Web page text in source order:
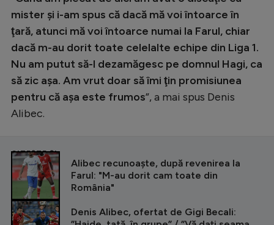
mister şi i-am spus că dacă mă voi întoarce în
ţară, atunci mă voi întoarce numai la Farul, chiar
dacă m-au dorit toate celelalte echipe din Liga 1.
Nu am putut să-l dezamăgesc pe domnul Hagi, ca
să zic aşa. Am vrut doar să îmi ţin promisiunea
pentru că aşa este frumos”, a mai spus Denis
Alibec.
CITEȘTE ȘI
Alibec recunoaște, după revenirea la
Farul: "M-au dorit cam toate din
România"
Denis Alibec, ofertat de Gigi Becali: